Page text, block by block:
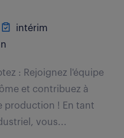
intérim
: Rejoignez l'équipe
et contribuez à
production ! En tant
vous...